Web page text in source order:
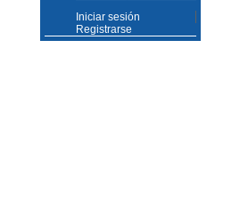
Iniciar sesión
Registrarse